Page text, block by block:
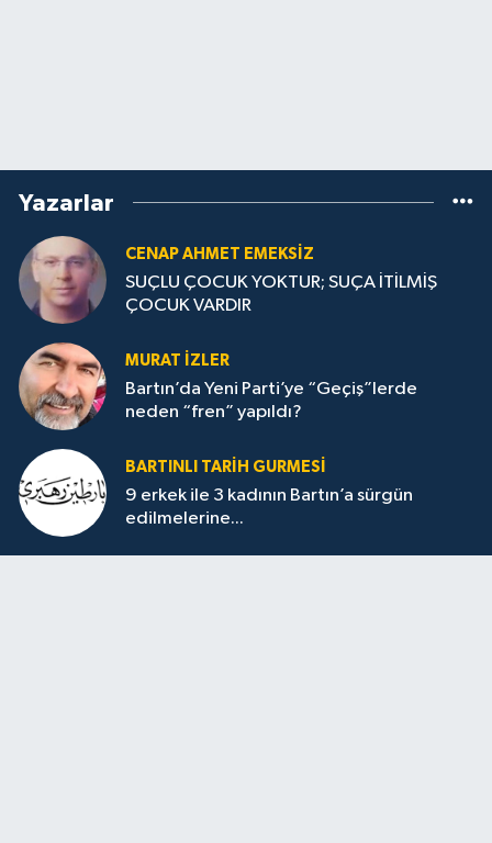
Yazarlar
CENAP AHMET EMEKSİZ
SUÇLU ÇOCUK YOKTUR; SUÇA İTİLMİŞ
ÇOCUK VARDIR
MURAT İZLER
Bartın’da Yeni Parti’ye “Geçiş”lerde
neden “fren” yapıldı?
BARTINLI TARIH GURMESI
9 erkek ile 3 kadının Bartın’a sürgün
edilmelerine...